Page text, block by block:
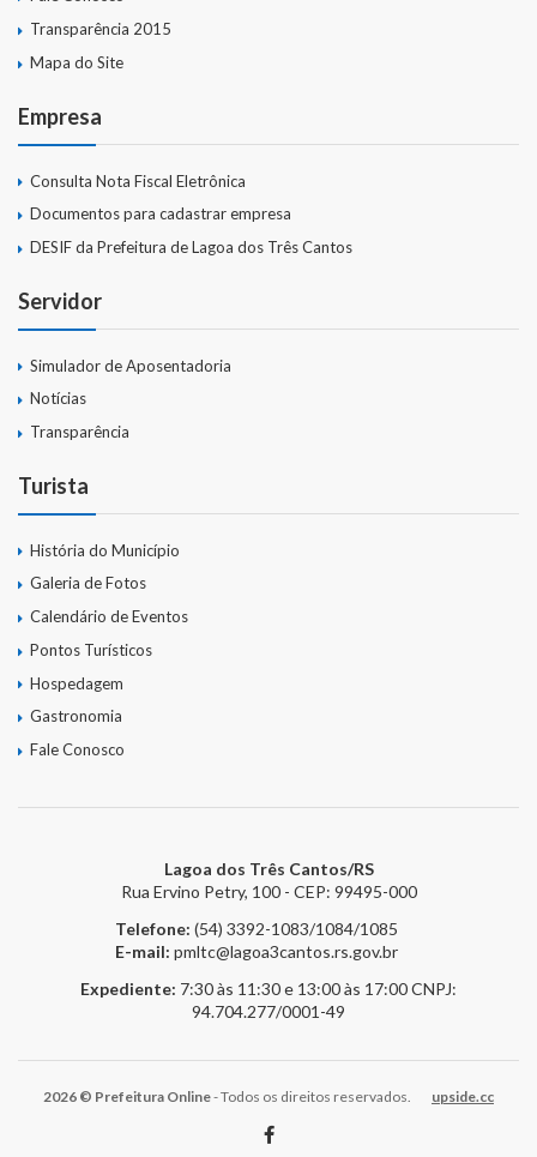
Portal da Transparência
Links Úteis
Emendas Parlamentares Federais
Emendas Parlamentares Estaduais
Fala Cidadão
ITBI Online
Portal do Cidadão
Transparência 2015
Acesso a Informação – SIC
Formulário de Recurso
Relatório Anual de Solicitações – SIC
Servidor
Transparência 2015
Mapa do Site
Empresa
Consulta Nota Fiscal Eletrônica
Documentos para cadastrar empresa
DESIF da Prefeitura de Lagoa dos Três Cantos
Servidor
Simulador de Aposentadoria
Notícias
Transparência
Turista
História do Município
Galeria de Fotos
Calendário de Eventos
Pontos Turísticos
Hospedagem
Gastronomia
Fale Conosco
Lagoa dos Três Cantos/RS
Rua Ervino Petry, 100 - CEP: 99495-000
Telefone: (54) 3392-1083/1084/1085
E-mail: pmltc@lagoa3cantos.rs.gov.br
Expediente: 7:30 às 11:30 e 13:00 às 17:00CNPJ:
94.704.277/0001-49
2026 © Prefeitura Online- Todos os direitos reservados. upside.cc